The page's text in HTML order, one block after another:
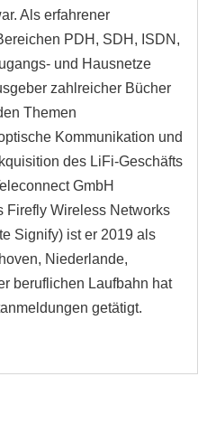
Als erfahrener
PDH, SDH, ISDN,
und Hausnetze
zahlreicher Bücher
Themen
Kommunikation und
des LiFi-Geschäfts
GmbH
Firefly Wireless Networks
Signify) ist er 2019 als
Niederlande,
beruflichen Laufbahn hat
getätigt.